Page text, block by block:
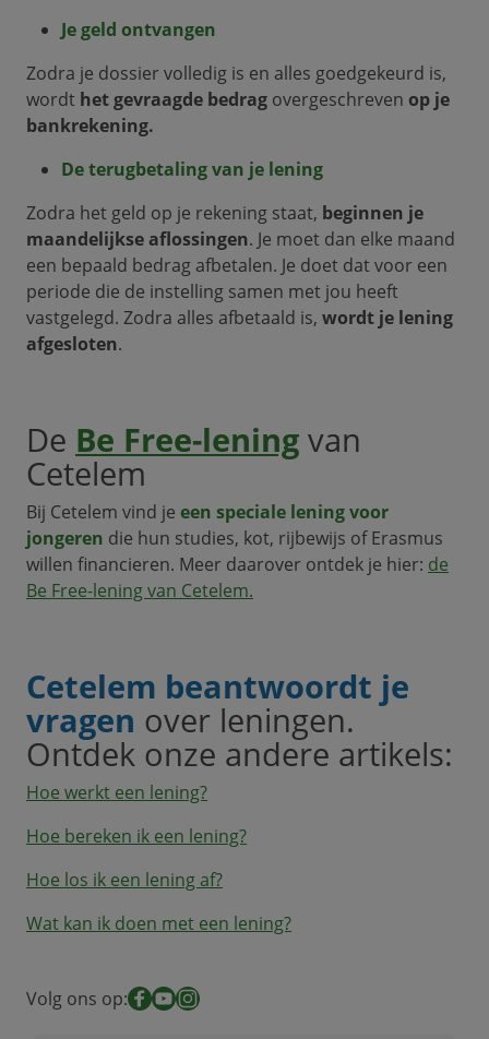
Je geld ontvangen
Zodra je dossier volledig is en alles goedgekeurd is,
wordt het gevraagde bedrag overgeschreven op je
bankrekening.
De terugbetaling van je lening
Zodra het geld op je rekening staat, beginnen je
maandelijkse aflossingen. Je moet dan elke maand
een bepaald bedrag afbetalen. Je doet dat voor een
periode die de instelling samen met jou heeft
vastgelegd. Zodra alles afbetaald is, wordt je lening
afgesloten.
De Be Free-lening van
Cetelem
Bij Cetelem vind je een speciale lening voor
jongeren die hun studies, kot, rijbewijs of Erasmus
willen financieren. Meer daarover ontdek je hier: de
Be Free-lening van Cetelem.
Cetelem beantwoordt je
vragen over leningen.
Ontdek onze andere artikels:
Hoe werkt een lening?
Hoe bereken ik een lening?
Hoe los ik een lening af?
Wat kan ik doen met een lening?
Volg ons op:Facebook
YouTube
Instagram